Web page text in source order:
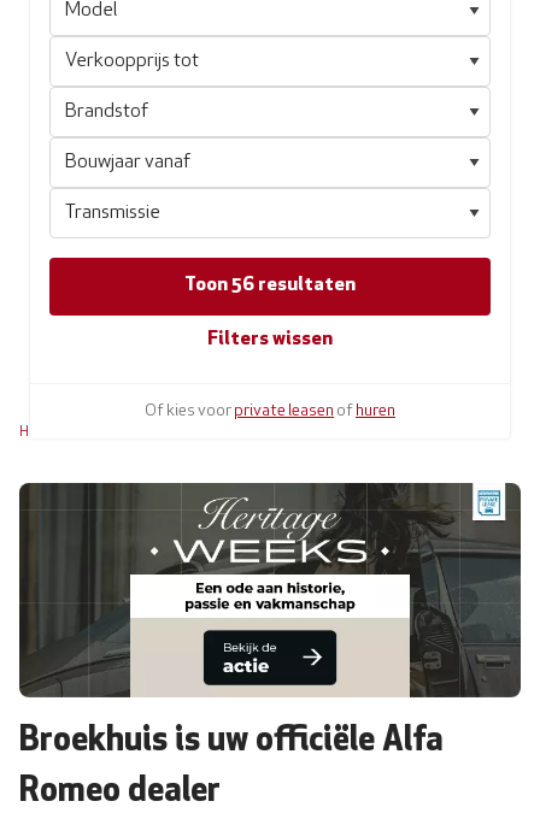
Filters wissen
Toon 56 resultaten
Of kies voor private leasen of huren
Home
Broekhuis is uw officiële Alfa
Romeo dealer